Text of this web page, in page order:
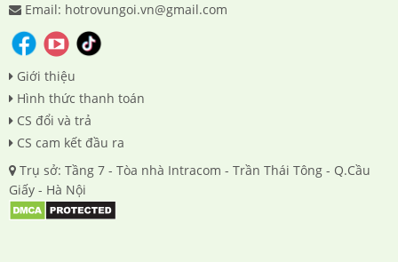
Email: hotrovungoi.vn@gmail.com
Giới thiệu
Hình thức thanh toán
CS đổi và trả
CS cam kết đầu ra
Trụ sở: Tầng 7 - Tòa nhà Intracom - Trần Thái Tông - Q.Cầu
Giấy - Hà Nội